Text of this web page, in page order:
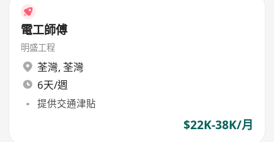
電工師傅
明盛工程
荃灣, 荃灣
6天/週
提供交通津貼
$22K-38K/月